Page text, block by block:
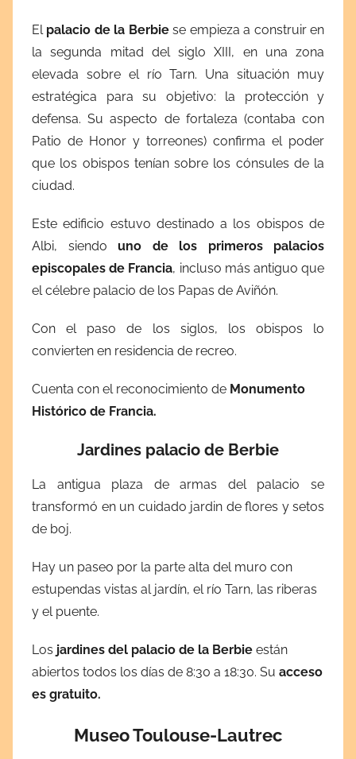
El palacio de la Berbiese empieza a construir en
la segunda mitad del siglo XIII, en una zona
elevada sobre el río Tarn. Una situación muy
estratégica para su objetivo: la protección y
defensa. Su aspecto de fortaleza (contaba con
Patio de Honor y torreones) confirma el poder
que los obispos tenían sobre los cónsules de la
ciudad.
Este edificio estuvo destinado a los obispos de
Albi, siendo uno de los primeros palacios
episcopales de Francia, incluso más antiguo que
el célebre palacio de los Papas de Aviñón.
Con el paso de los siglos, los obispos lo
convierten en residencia de recreo.
Cuenta con el reconocimiento de Monumento
Histórico de Francia.
Jardines palacio de Berbie
La antigua plaza de armas del palacio se
transformó en un cuidado jardin de flores y setos
de boj.
Hay un paseo por la parte alta del muro con
estupendas vistas al jardín, el río Tarn, las riberas
y el puente.
Los jardines del palacio de la Berbie están
abiertos todos los días de 8:30 a 18:30. Su acceso
es gratuito.
Museo Toulouse-Lautrec